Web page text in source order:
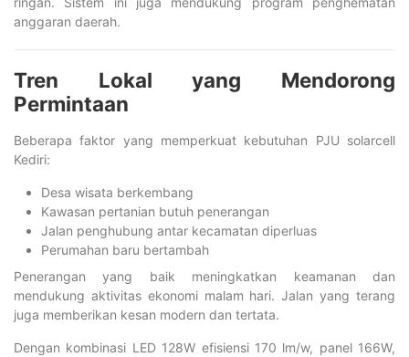
anggaran daerah.
Tren Lokal yang Mendorong
Permintaan
Beberapa faktor yang memperkuat kebutuhan PJU solarcell
Kediri:
Desa wisata berkembang
Kawasan pertanian butuh penerangan
Jalan penghubung antar kecamatan diperluas
Perumahan baru bertambah
Penerangan yang baik meningkatkan keamanan dan
mendukung aktivitas ekonomi malam hari. Jalan yang terang
juga memberikan kesan modern dan tertata.
Dengan kombinasi LED 128W efisiensi 170 lm/w, panel 166W,